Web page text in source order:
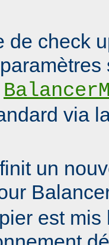
de check
via
un
est